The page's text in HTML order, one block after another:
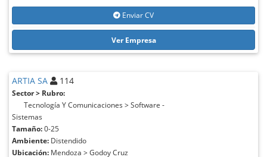
Enviar CV
Ver Empresa
ARTIA SA 114
Sector > Rubro:
Tecnología Y Comunicaciones > Software -
Sistemas
Tamaño:0-25
Ambiente: Distendido
Ubicación: Mendoza > Godoy Cruz